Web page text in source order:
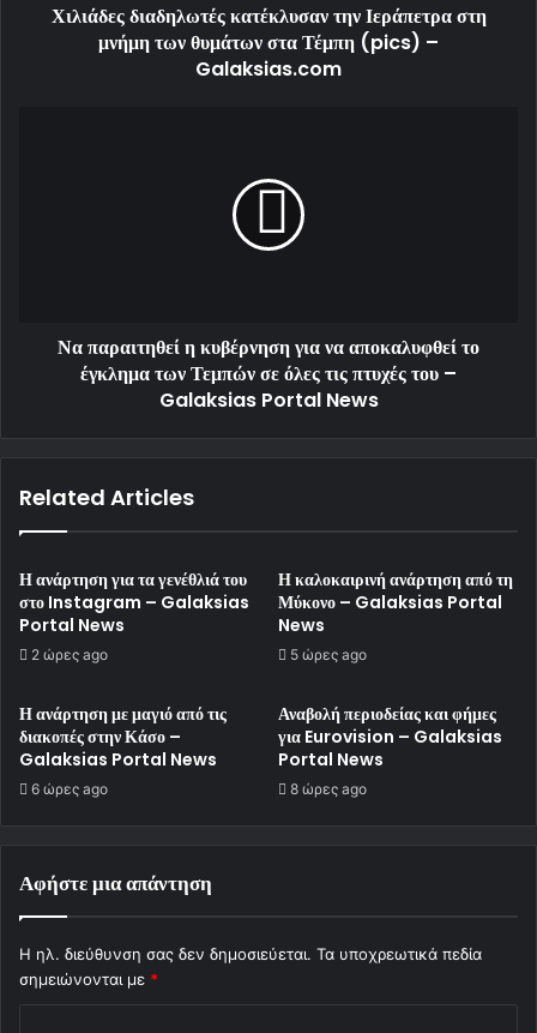
Χιλιάδες διαδηλωτές κατέκλυσαν την Ιεράπετρα στη
μνήμη των θυμάτων στα Τέμπη (pics) –
Galaksias.com
Να παραιτηθεί η κυβέρνηση για να αποκαλυφθεί το
έγκλημα των Τεμπών σε όλες τις πτυχές του –
Galaksias Portal News
Related Articles
Η ανάρτηση για τα γενέθλιά του
στο Instagram – Galaksias
Portal News
2 ώρες ago
Η καλοκαιρινή ανάρτηση από τη
Μύκονο – Galaksias Portal
News
5 ώρες ago
Η ανάρτηση με μαγιό από τις
διακοπές στην Κάσο –
Galaksias Portal News
6 ώρες ago
Αναβολή περιοδείας και φήμες
για Eurovision – Galaksias
Portal News
8 ώρες ago
Αφήστε μια απάντηση
Η ηλ. διεύθυνση σας δεν δημοσιεύεται. Τα υποχρεωτικά πεδία
σημειώνονται με *